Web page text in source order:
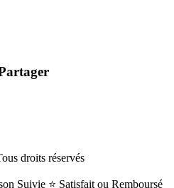
droits réservés
Suivie ⭐ Satisfait ou Remboursé